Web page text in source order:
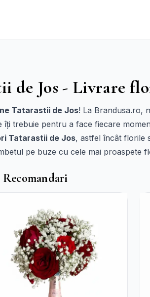
de Jos - Livrare
Tatarastii de Jos! La Brandusa.ro,
trebuie pentru a face fiecare
Tatarastii de Jos, astfel încât florile
pe buze cu cele mai proaspete